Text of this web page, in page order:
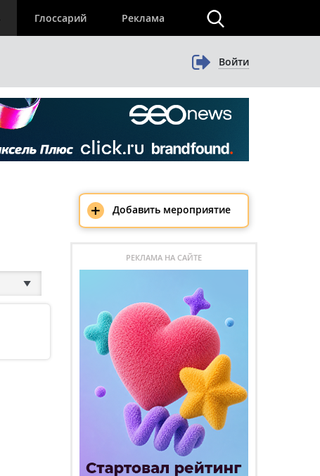
Глоссарий Реклама
Войти
+ Добавить мероприятие
РЕКЛАМА НА САЙТЕ